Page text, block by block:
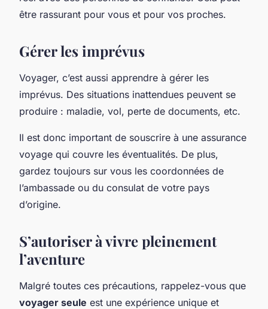
être rassurant pour vous et pour vos proches.
Gérer les imprévus
Voyager, c’est aussi apprendre à gérer les
imprévus. Des situations inattendues peuvent se
produire : maladie, vol, perte de documents, etc.
Il est donc important de souscrire à une assurance
voyage qui couvre les éventualités. De plus,
gardez toujours sur vous les coordonnées de
l’ambassade ou du consulat de votre pays
d’origine.
S’autoriser à vivre pleinement
l’aventure
Malgré toutes ces précautions, rappelez-vous que
voyager seule est une expérience unique et